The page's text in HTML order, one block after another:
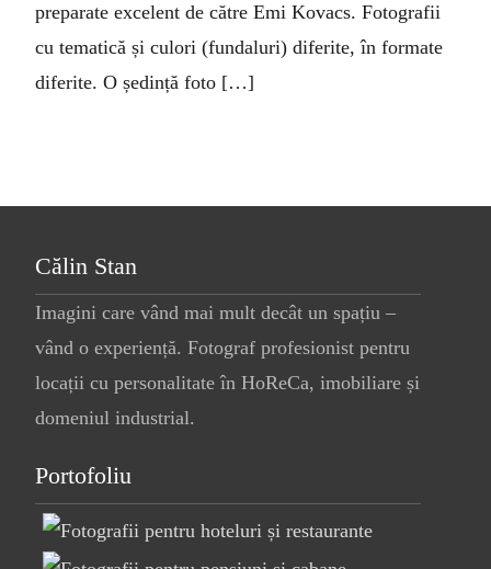
preparate excelent de către Emi Kovacs. Fotografii
cu tematică și culori (fundaluri) diferite, în formate
diferite. O ședință foto […]
Călin Stan
Imagini care vând mai mult decât un spațiu –
vând o experiență. Fotograf profesionist pentru
locații cu personalitate în HoReCa, imobiliare și
domeniul industrial.
Portofoliu